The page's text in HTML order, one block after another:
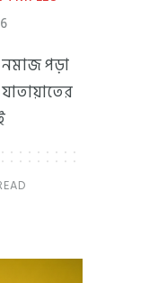
পড়া